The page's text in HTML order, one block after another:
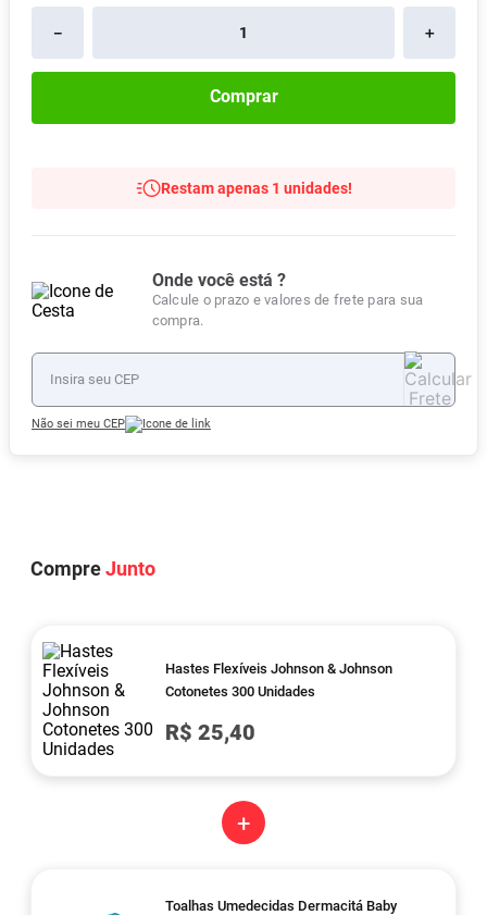
＋
－
Comprar
Restam apenas 1 unidades!
Onde você está ?
Calcule o prazo e valores de frete para sua
compra.
Não sei meu CEP
CompreJunto
Hastes Flexíveis Johnson & Johnson
Cotonetes 300 Unidades
R$ 25,40
+
Toalhas Umedecidas Dermacitá Baby